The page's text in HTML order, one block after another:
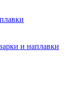
и наплавки